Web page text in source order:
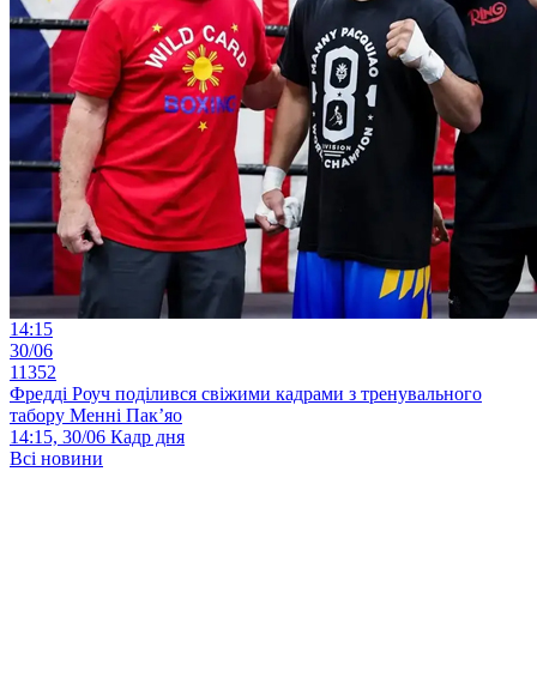
14:15
30/06
11352
Фредді Роуч поділився свіжими кадрами з тренувального
табору Менні Пак’яо
14:15, 30/06 Кадр дня
Всі новини